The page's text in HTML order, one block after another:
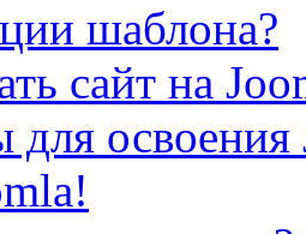
шаблона?
сайт на
освоения